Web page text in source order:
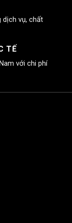
dịch vụ, chất
TẾ
với chi phí